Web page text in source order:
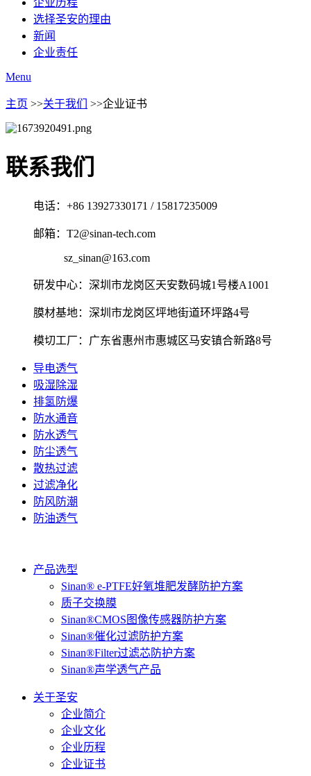
企业历程
选择圣安的理由
新闻
企业责任
Menu
主页 >>关于我们 >>企业证书
联系我们
电话：+86 13927330171 / 15817235009
邮箱：T2@sinan-tech.com
sz_sinan@163.com
研发中心：深圳市龙岗区天安数码城1号楼A1001
膜材基地：深圳市龙岗区坪地街道环坪路4号
模切工厂：广东省惠州市惠城区马安镇合新路8号
导电透气
吸湿除湿
排氢防爆
防水通音
防水透气
防尘透气
散热过滤
过滤净化
防风防潮
防油透气
产品选型
Sinan® e-PTFE好氧堆肥发酵防护方案
质子交换膜
Sinan®CMOS图像传感器防护方案
Sinan®催化过滤防护方案
Sinan®Filter过滤芯防护方案
Sinan®声学透气产品
关于圣安
企业简介
企业文化
企业历程
企业证书